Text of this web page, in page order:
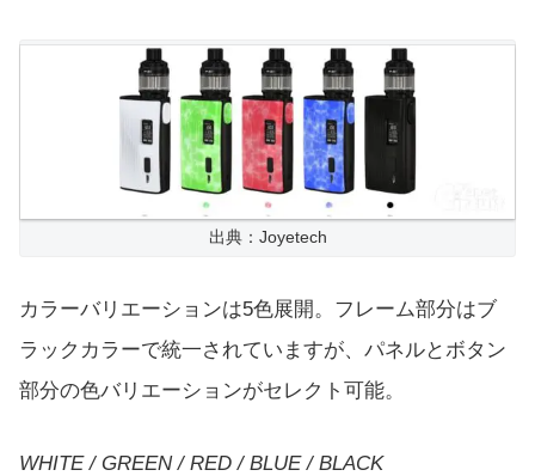
出典：Joyetech
カラーバリエーションは5色展開。フレーム部分はブ
ラックカラーで統一されていますが、パネルとボタン
部分の色バリエーションがセレクト可能。
WHITE / GREEN / RED / BLUE / BLACK